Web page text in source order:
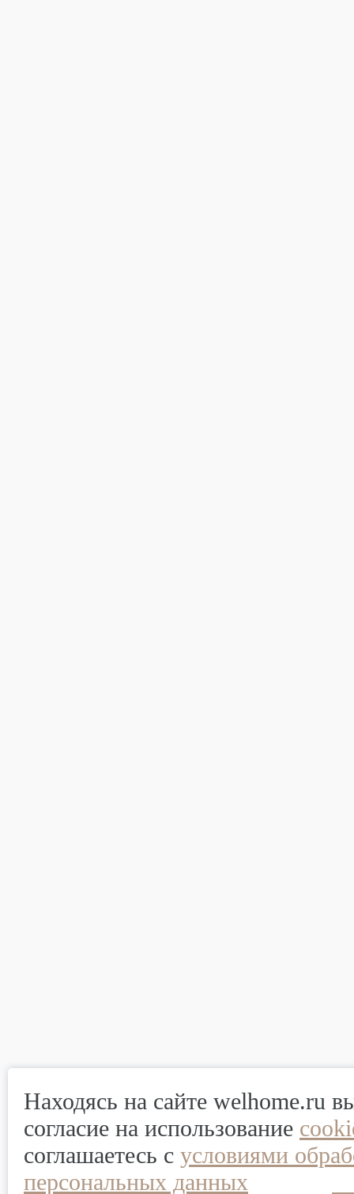
Находясь на сайте welhome.ru
согласие на использование
соглашаетесь с условиями
персональных данных